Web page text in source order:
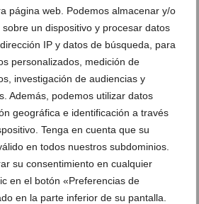
página web. Podemos almacenar y/o
un dispositivo y procesar datos
IP y datos de búsqueda, para
personalizados, medición de
investigación de audiencias y
Además, podemos utilizar datos
geográfica e identificación a través
Tenga en cuenta que su
en todos nuestros subdominios.
su consentimiento en cualquier
en el botón «Preferencias de
en la parte inferior de su pantalla.
llega a Xàbia con Bad
música de ‘Cine de Barrio’